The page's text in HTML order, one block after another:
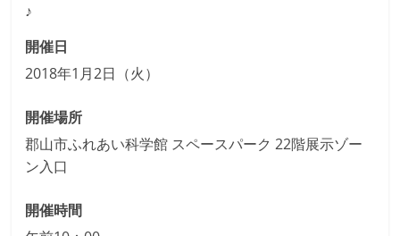
♪
開催日
2018年1月2日（火）
開催場所
郡山市ふれあい科学館 スペースパーク 22階展示ゾー
ン入口
開催時間